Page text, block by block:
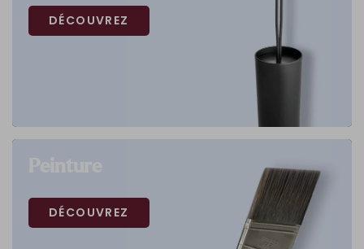
DÉCOUVREZ
DÉCOUVREZ